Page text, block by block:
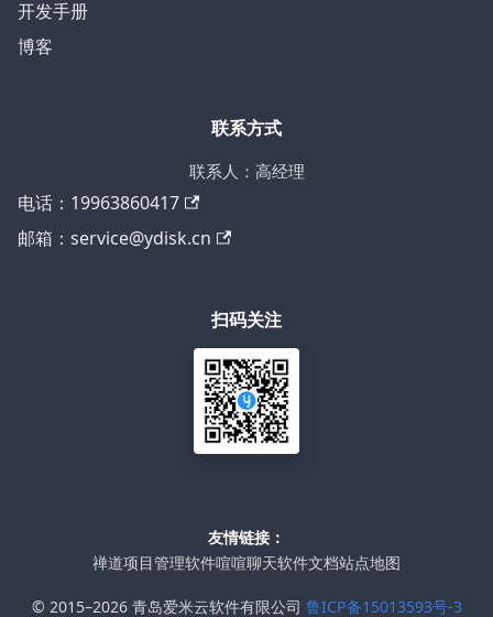
开发手册
博客
联系方式
联系人：高经理
电话：19963860417
邮箱：service@ydisk.cn
扫码关注
友情链接：
禅道项目管理软件喧喧聊天软件文档站点地图
© 2015–2026 青岛爱米云软件有限公司 鲁ICP备15013593号-3